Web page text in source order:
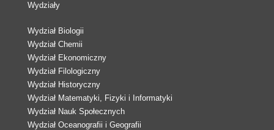
Wydziały
Wydział Biologii
Wydział Chemii
Wydział Ekonomiczny
Wydział Filologiczny
Wydział Historyczny
Wydział Matematyki, Fizyki i Informatyki
Wydział Nauk Społecznych
Wydział Oceanografii i Geografii